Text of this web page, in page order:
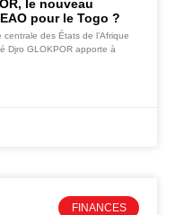
le nouveau
pour le Togo ?
des États de l’Afrique
Djro GLOKPOR apporte à
FINANCES